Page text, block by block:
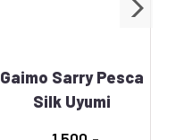
Gaimo Sarry Pesca
Silk Uyumi